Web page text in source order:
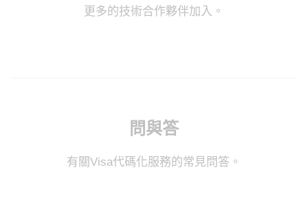
更多的技術合作夥伴加入。
問與答
有關Visa代碼化服務的常見問答。